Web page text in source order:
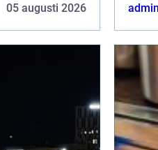
05 augusti 2026 admin